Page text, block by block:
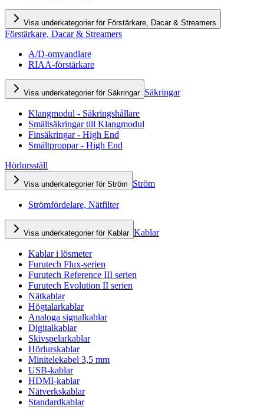
Visa underkategorier för Förstärkare, Dacar & Streamers
Förstärkare, Dacar & Streamers
A/D-omvandlare
RIAA-förstärkare
Visa underkategorier för Säkringar Säkringar
Klangmodul - Säkringshållare
Smältsäkringar till Klangmodul
Finsäkringar - High End
Smältproppar - High End
Hörlursställ
Visa underkategorier för Ström Ström
Strömfördelare, Nätfilter
Visa underkategorier för Kablar Kablar
Kablar i lösmeter
Furutech Flux-serien
Furutech Reference III serien
Furutech Evolution II serien
Nätkablar
Högtalarkablar
Analoga signalkablar
Digitalkablar
Skivspelarkablar
Hörlurskablar
Minitelekabel 3,5 mm
USB-kablar
HDMI-kablar
Nätverkskablar
Standardkablar